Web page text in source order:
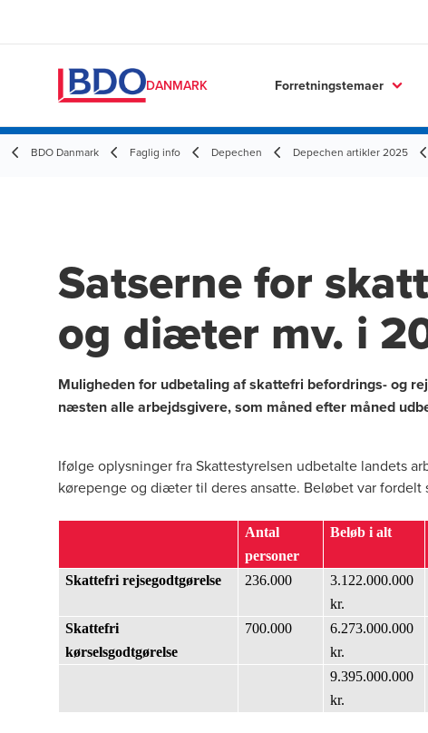
DANMARK Forretningstemaer
BDO Danmark Faglig info Depechen Depechen artikler 2025
Satserne for
og diæter mv. i
Muligheden for udbetaling af skattefri befordrings- og
næsten alle arbejdsgivere, som måned efter måned
Ifølge oplysninger fra Skattestyrelsen udbetalte landets
kørepenge og diæter til deres ansatte. Beløbet var fordelt
Antal
personer
Beløb i alt
Skattefri rejsegodtgørelse 236.000
3.122.000.000
kr.
Skattefri
kørselsgodtgørelse
700.000
6.273.000.000
kr.
9.395.000.000
kr.